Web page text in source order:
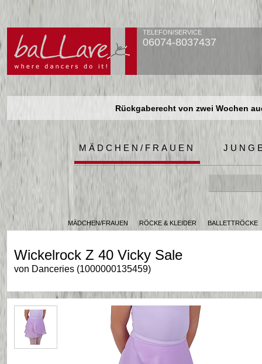
TELEFON/SERVICE
06074-8037437
Rückgaberecht von zwei Wochen
Rückgaberecht von zwei Wochen
MÄDCHEN/FRAUEN
MÄDCHEN/FRAUEN RÖCKE & KLEIDER BALLETTRÖCKE
Wickelrock Z 40 Vicky Sale
von Danceries (1000000135459)